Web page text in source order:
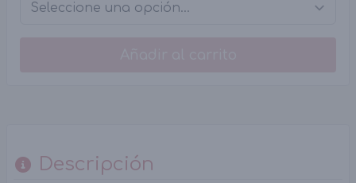
Descripción